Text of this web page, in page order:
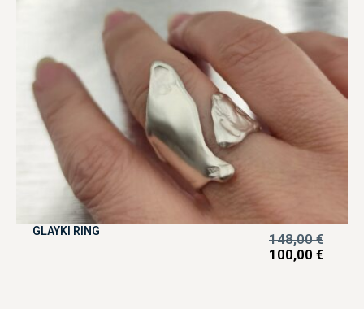
GLAYKI RING 148,00€
100,00 €